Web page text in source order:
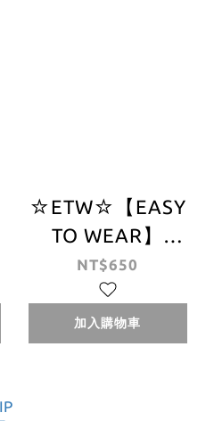
☆ETW☆【EASY
TO WEAR】
CARHARTT WIP
SOCKS 襪 白
NT$650
加入購物車